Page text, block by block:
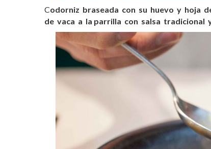
Codorniz braseada con su huevo y hoja
de vaca a la parrilla con salsa tradicional